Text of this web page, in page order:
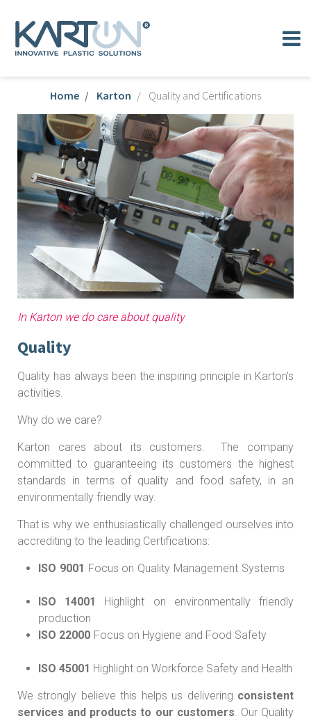
Home Karton Quality and Certifications
In Karton we do care about quality
Quality
Quality has always been the inspiring principle in Karton’s
activities.
Why do we care?
Karton cares about its customers. The company
committed to guaranteeing its customers the highest
standards in terms of quality and food safety, in an
environmentally friendly way.
That is why we enthusiastically challenged ourselves into
accrediting to the leading Certifications:
ISO 9001 Focus on Quality Management Systems
ISO 14001 Highlight on environmentally friendly
production
ISO 22000 Focus on Hygiene and Food Safety
ISO 45001 Highlight on Workforce Safety and Health
We strongly believe this helps us delivering consistent
services and products to our customers. Our Quality